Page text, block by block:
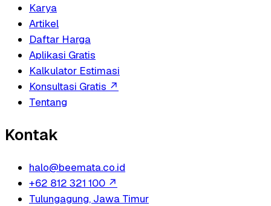
Karya
Artikel
Daftar Harga
Aplikasi Gratis
Kalkulator Estimasi
Konsultasi Gratis ↗
Tentang
Kontak
halo@beemata.co.id
+62 812 321 100 ↗
Tulungagung, Jawa Timur